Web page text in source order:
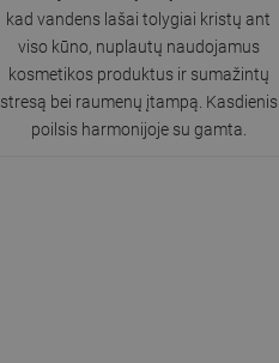
kad vandens lašai tolygiai kristų ant
viso kūno, nuplautų naudojamus
kosmetikos produktus ir sumažintų
stresą bei raumenų įtampą. Kasdienis
poilsis harmonijoje su gamta.